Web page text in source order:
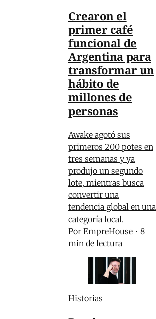
Crearon el
primer café
funcional de
Argentina para
transformar un
hábito de
millones de
personas
Awake agotó sus
primeros 200 potes en
tres semanas y ya
produjo un segundo
lote, mientras busca
convertir una
tendencia global en una
categoría local.
Por EmpreHouse • 8
min de lectura
Historias